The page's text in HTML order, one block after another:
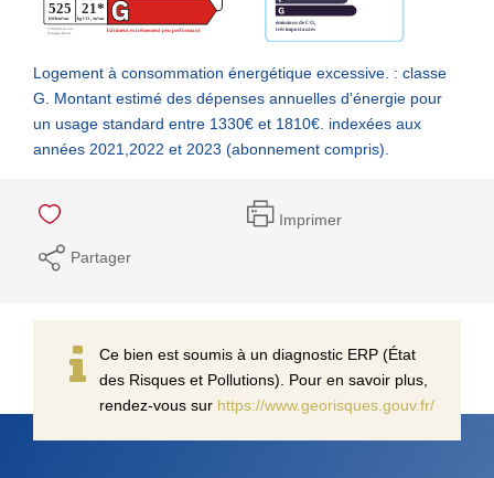
Logement à consommation énergétique excessive. : classe
G. Montant estimé des dépenses annuelles d'énergie pour
un usage standard entre 1330€ et 1810€. indexées aux
années 2021,2022 et 2023 (abonnement compris).
Imprimer
Partager
Ce bien est soumis à un diagnostic ERP (État
des Risques et Pollutions). Pour en savoir plus,
rendez-vous sur https://www.georisques.gouv.fr/